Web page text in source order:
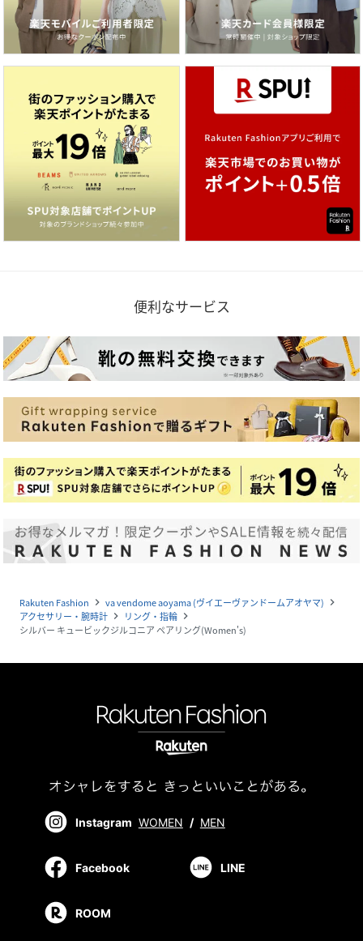
便利なサービス
Rakuten Fashion navigate_next va vendome aoyama (ヴイエーヴァンドームアオヤマ) navigate_next
アクセサリー・腕時計 navigate_next リング・指輪 navigate_next
シルバー キュービックジルコニア ペアリング(Women's)
Instagram WOMEN / MEN
Facebook LINE
ROOM